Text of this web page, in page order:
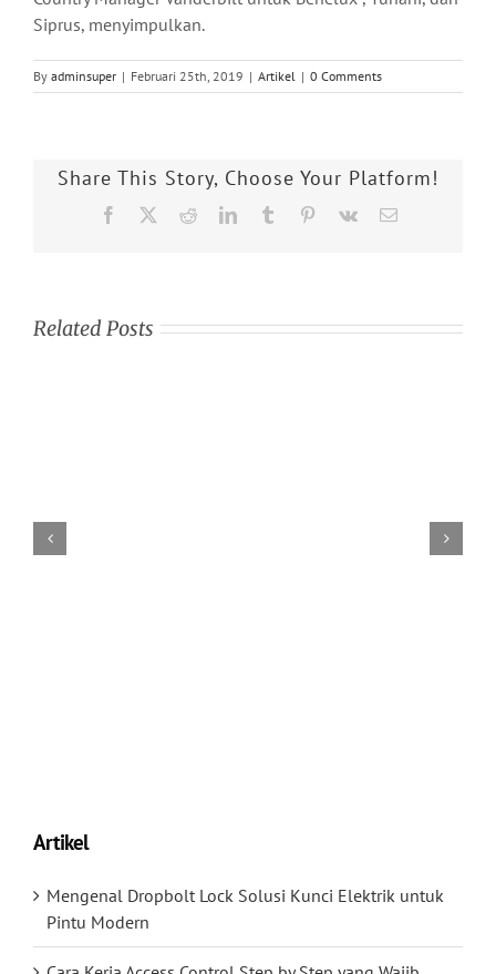
Siprus, menyimpulkan.
By adminsuper | Februari 25th, 2019 | Artikel | 0 Comments
Share This Story, Choose Your Platform!
Facebook RedditLinkedInTumblr Pinterest
Vk Email
Related Posts
Artikel
Mengenal Dropbolt Lock Solusi Kunci Elektrik untuk
Pintu Modern